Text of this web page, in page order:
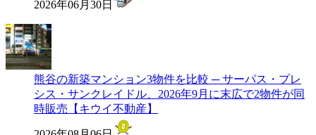
2026年06月30日
熊谷の新築マンション3物件を比較 ─ サーパス・プレ
シス・サンクレイドル、2026年9月に末広で2物件が同
時販売【キウイ不動産】